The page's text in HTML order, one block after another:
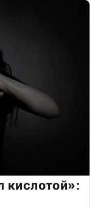
кислотой»: